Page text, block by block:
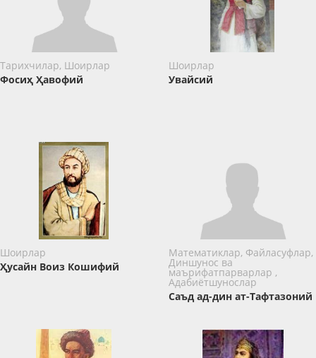
Тарихчилар, Шоирлар
Фосиҳ Ҳавофий
Шоирлар
Увайсий
Шоирлар
​​​​​​​Ҳусайн Воиз Кошифий
Математиклар, Файласуфлар,
Диншунос ва
маърифатпарварлар ,
Адабиётшунослар
Саъд ад-дин ат-Тафтазоний